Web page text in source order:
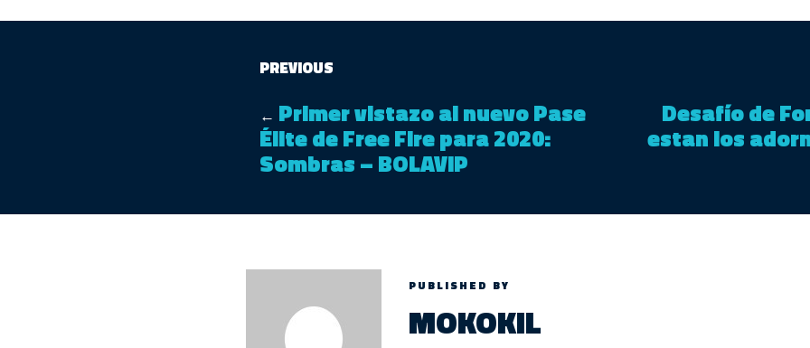
PREVIOUS
← Primer vistazo al nuevo Pase
Élite de Free Fire para 2020:
Sombras – BOLAVIP
Desafío de
estan los
PUBLISHED BY
MOKOKIL